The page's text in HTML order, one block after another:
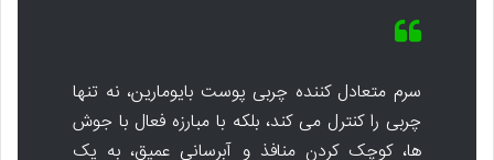
سرم متعادل کننده چربی پوست بایومارین، نه تنها
چربی را کنترل می کند، بلکه با مبارزه فعال با جوش
ها، کوچک کردن منافذ و آبرسانی عمیق، به یک